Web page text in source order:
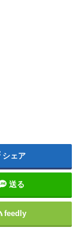
シェア
送る
feedly